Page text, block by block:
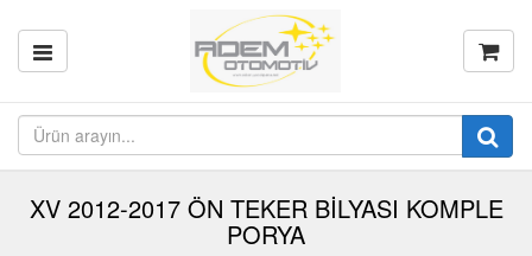
XV 2012-2017 ÖN TEKER BİLYASI KOMPLE
PORYA